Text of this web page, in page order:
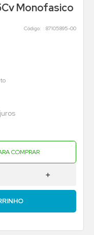
Monofasico
: 87105895-00
COMPRAR
＋